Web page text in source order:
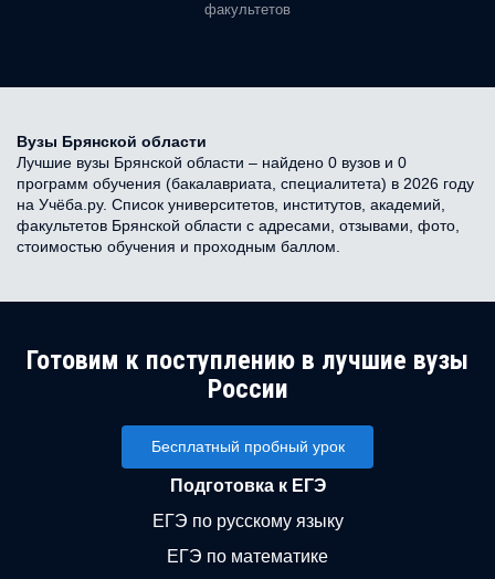
факультетов
Вузы Брянской области
Лучшие вузы Брянской области – найдено 0 вузов и 0
программ обучения (бакалавриата, специалитета) в 2026 году
на Учёба.ру. Список университетов, институтов, академий,
факультетов Брянской области с адресами, отзывами, фото,
стоимостью обучения и проходным баллом.
Готовим к поступлению в лучшие вузы
России
Бесплатный пробный урок
Подготовка к ЕГЭ
ЕГЭ по русскому языку
ЕГЭ по математике